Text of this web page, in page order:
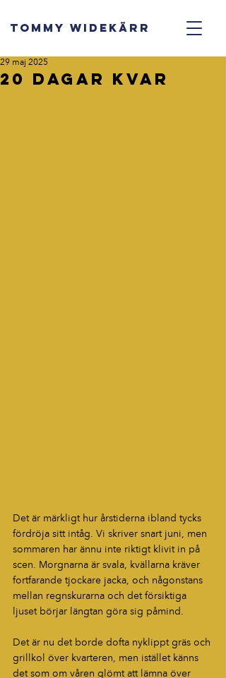
TOMMY WIDEKÄRR
20 dagar kvar
29 maj 2025
Det är märkligt hur årstiderna ibland tycks
fördröja sitt intåg. Vi skriver snart juni, men
sommaren har ännu inte riktigt klivit in på
scen. Morgnarna är svala, kvällarna kräver
fortfarande tjockare jacka, och någonstans
mellan regnskurarna och det försiktiga
ljuset börjar längtan göra sig påmind.
Det är nu det borde dofta nyklippt gräs och
grillkol över kvarteren, men istället känns
det som om våren glömt att lämna över